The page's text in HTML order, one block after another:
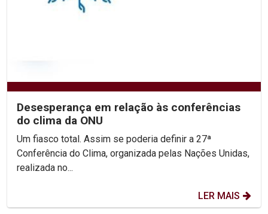
Desesperança em relação às conferências
do clima da ONU
Um fiasco total. Assim se poderia definir a 27ª
Conferência do Clima, organizada pelas Nações Unidas,
realizada no...
LER MAIS